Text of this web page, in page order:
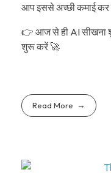
आप इससे अच्छी कमाई
👉 आज से ही AI सीखना
शुरू करें 🚀
Read More